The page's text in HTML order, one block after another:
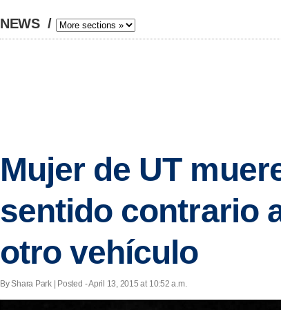
NEWS /
Mujer de UT
sentido contrario
otro vehículo
By Shara Park | Posted - April 13, 2015 at 10:52 a.m.